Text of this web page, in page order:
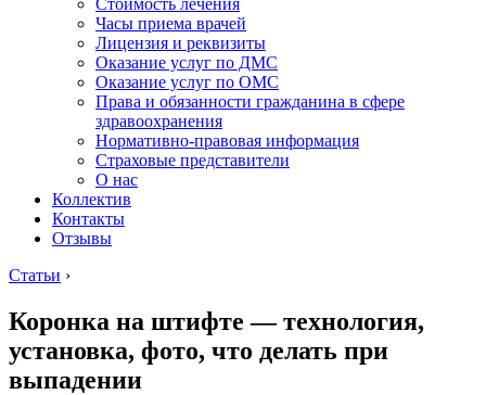
Стоимость лечения
Часы приема врачей
Лицензия и реквизиты
Оказание услуг по ДМС
Оказание услуг по ОМС
Права и обязанности гражданина в сфере
здравоохранения
Нормативно-правовая информация
Страховые представители
О нас
Коллектив
Контакты
Отзывы
Статьи ›
Коронка на штифте — технология,
установка, фото, что делать при
выпадении